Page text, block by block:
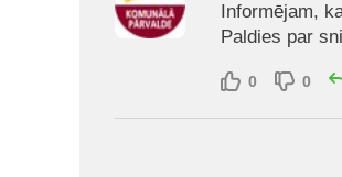
Informējam,
Paldies par
0 0